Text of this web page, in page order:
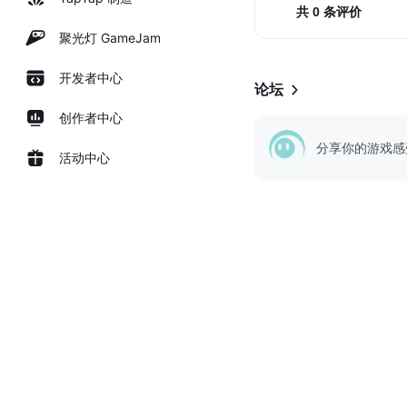
聚光灯 GameJam
开发者中心
创作者中心
活动中心
共 0 条评价
论坛
分享你的游戏